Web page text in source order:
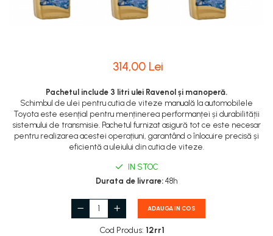
314,00 Lei
Pachetul include 3 litri ulei Ravenol și manoperă.
Schimbul de ulei pentru cutia de viteze manuală la automobilele
Toyota este esențial pentru menținerea performanței și durabilității
sistemului de transmisie. Pachetul furnizat asigură tot ce este necesar
pentru realizarea acestei operațiuni, garantând o înlocuire precisă și
eficientă a uleiului din cutia de viteze.
IN STOC
Durata de livrare: 48h
ADAUGA IN COS
Cod Produs: 12rr1